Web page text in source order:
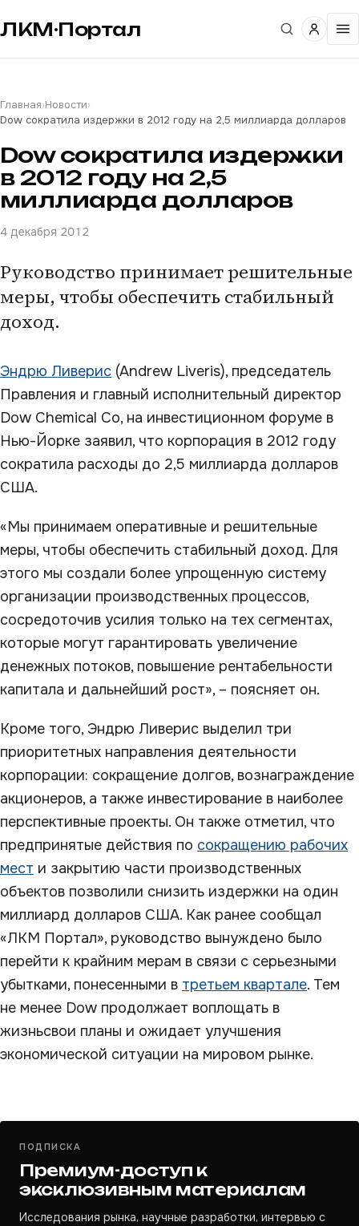
ЛКМ·Портал
Главная›Новости›
Dow сократила издержки в 2012 году на 2,5 миллиарда долларов
Dow сократила издержки
в 2012 году на 2,5
миллиарда долларов
4 декабря 2012
Руководство принимает решительные
меры, чтобы обеспечить стабильный
доход.
Эндрю Ливерис (Andrew Liveris), председатель
Правления и главный исполнительный директор
Dow Chemical Co, на инвестиционном форуме в
Нью-Йорке заявил, что корпорация в 2012 году
сократила расходы до 2,5 миллиарда долларов
США.
«Мы принимаем оперативные и решительные
меры, чтобы обеспечить стабильный доход. Для
этого мы создали более упрощенную систему
организации производственных процессов,
сосредоточив усилия только на тех сегментах,
которые могут гарантировать увеличение
денежных потоков, повышение рентабельности
капитала и дальнейший рост», – поясняет он.
Кроме того, Эндрю Ливерис выделил три
приоритетных направления деятельности
корпорации: сокращение долгов, вознаграждение
акционеров, а также инвестирование в наиболее
перспективные проекты. Он также отметил, что
предпринятые действия по сокращению рабочих
мест и закрытию части производственных
объектов позволили снизить издержки на один
миллиард долларов США. Как ранее сообщал
«ЛКМ Портал», руководство вынуждено было
перейти к крайним мерам в связи с серьезными
убытками, понесенными в третьем квартале. Тем
не менее Dow продолжает воплощать в
жизньсвои планы и ожидает улучшения
экономической ситуации на мировом рынке.
ПОДПИСКА
Премиум-доступ к
эксклюзивным материалам
Исследования рынка, научные разработки, интервью с